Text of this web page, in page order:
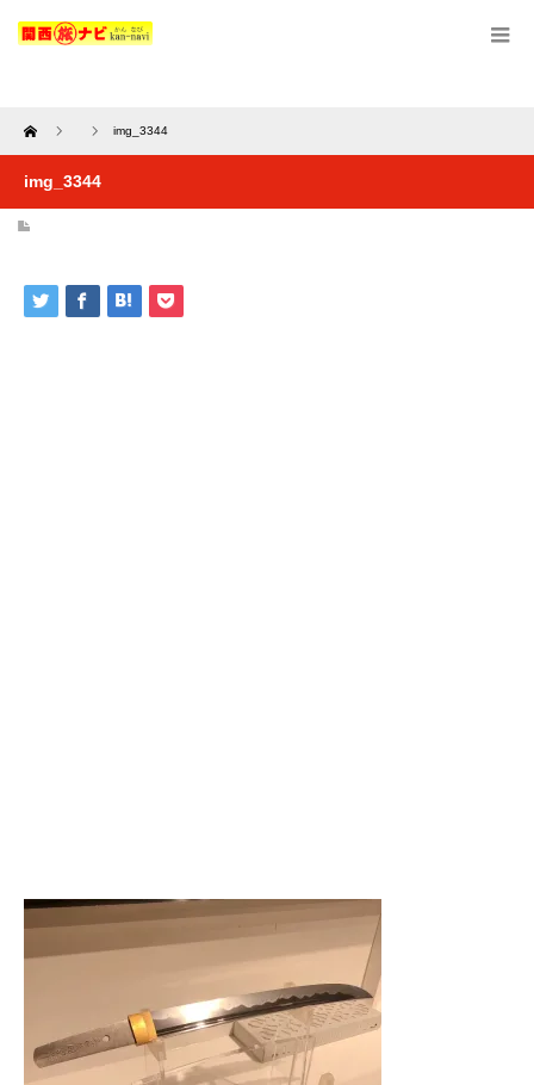
Home img_3344
img_3344